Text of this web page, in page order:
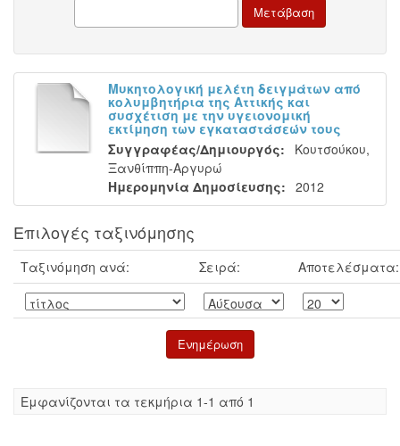
Μυκητολογική μελέτη δειγμάτων από
κολυμβητήρια της Αττικής και
συσχέτιση με την υγειονομική
εκτίμηση των εγκαταστάσεών τους
Συγγραφέας/Δημιουργός:
Κουτσούκου,
Ξανθίππη-Αργυρώ
Ημερομηνία Δημοσίευσης: 2012
Επιλογές ταξινόμησης
Ταξινόμηση ανά: Σειρά: Αποτελέσματα:
Eμφανίζονται τα τεκμήρια 1-1 από 1